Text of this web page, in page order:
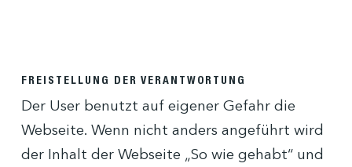
FREISTELLUNG DER VERANTWORTUNG
Der User benutzt auf eigener Gefahr die
Webseite. Wenn nicht anders angeführt wird
der Inhalt der Webseite „So wie gehabt“ und